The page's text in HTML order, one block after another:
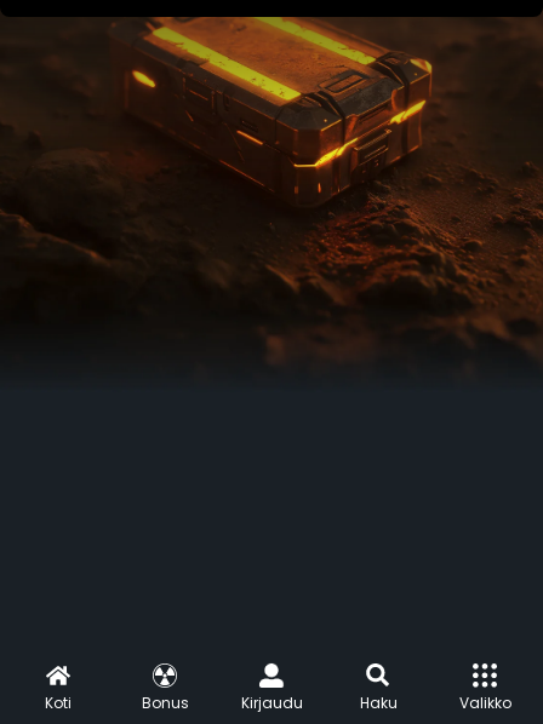
Koti Bonus Kirjaudu Haku Valikko